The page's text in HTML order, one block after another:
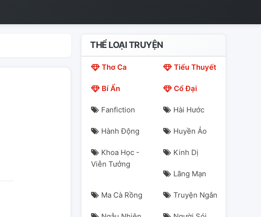
THỂ LOẠI TRUYỆN
Thơ Ca Tiểu Thuyết
Bí Ẩn Cổ Đại
Fanfiction Hài Hước
Hành Động Huyền Ảo
Khoa Học -
Viễn Tưởng
Kinh Dị
Lãng Mạn
Ma Cà Rồng Truyện Ngắn